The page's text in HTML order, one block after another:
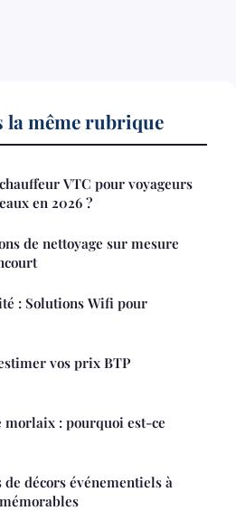
la même rubrique
VTC pour voyageurs
en 2026 ?
de nettoyage sur mesure
: Solutions Wifi pour
vos prix BTP
morlaix : pourquoi est-ce
décors événementiels à